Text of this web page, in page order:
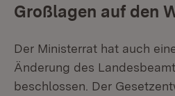
Großlagen auf den
Der Ministerrat hat auch
Änderung des
beschlossen. Der